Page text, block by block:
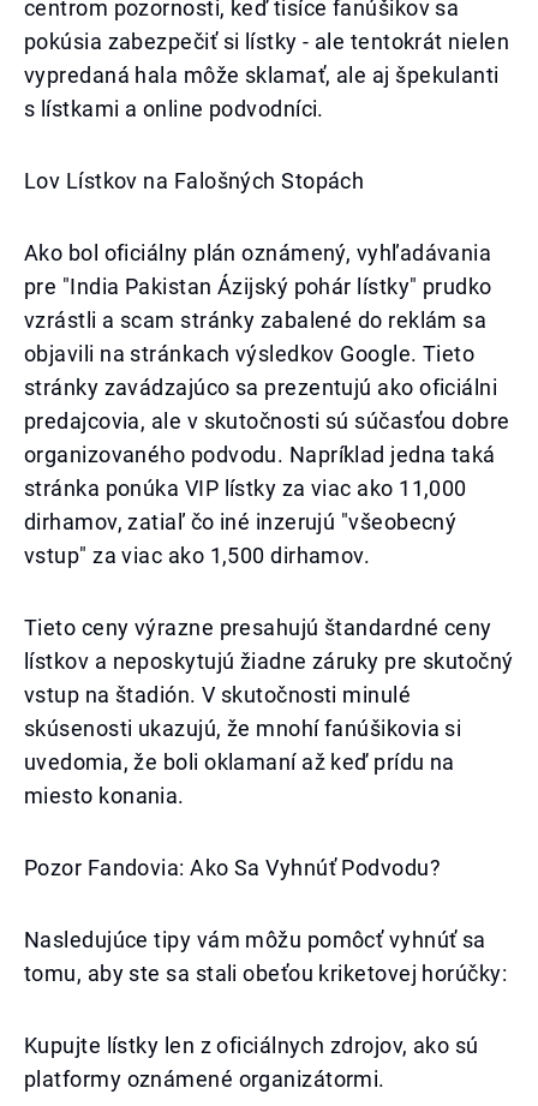
centrom pozornosti, keď tisíce fanúšikov sa
pokúsia zabezpečiť si lístky - ale tentokrát nielen
vypredaná hala môže sklamať, ale aj špekulanti
s lístkami a online podvodníci.
Lov Lístkov na Falošných Stopách
Ako bol oficiálny plán oznámený, vyhľadávania
pre "India Pakistan Ázijský pohár lístky" prudko
vzrástli a scam stránky zabalené do reklám sa
objavili na stránkach výsledkov Google. Tieto
stránky zavádzajúco sa prezentujú ako oficiálni
predajcovia, ale v skutočnosti sú súčasťou dobre
organizovaného podvodu. Napríklad jedna taká
stránka ponúka VIP lístky za viac ako 11,000
dirhamov, zatiaľ čo iné inzerujú "všeobecný
vstup" za viac ako 1,500 dirhamov.
Tieto ceny výrazne presahujú štandardné ceny
lístkov a neposkytujú žiadne záruky pre skutočný
vstup na štadión. V skutočnosti minulé
skúsenosti ukazujú, že mnohí fanúšikovia si
uvedomia, že boli oklamaní až keď prídu na
miesto konania.
Pozor Fandovia: Ako Sa Vyhnúť Podvodu?
Nasledujúce tipy vám môžu pomôcť vyhnúť sa
tomu, aby ste sa stali obeťou kriketovej horúčky:
Kupujte lístky len z oficiálnych zdrojov, ako sú
platformy oznámené organizátormi.